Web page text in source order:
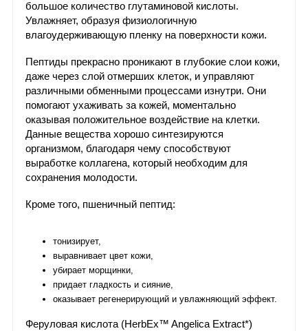
большое количество глутаминовой кислоты.
Увлажняет, образуя физиологичную
влагоудерживающую пленку на поверхности кожи.
Пептиды прекрасно проникают в глубокие слои кожи,
даже через слой отмерших клеток, и управляют
различными обменными процессами изнутри. Они
помогают ухаживать за кожей, моментально
оказывая положительное воздействие на клетки.
Данные вещества хорошо синтезируются
организмом, благодаря чему способствуют
выработке коллагена, который необходим для
сохранения молодости.
Кроме того, пшеничный пептид:
тонизирует,
выравнивает цвет кожи,
убирает морщинки,
придает гладкость и сияние,
оказывает регенерирующий и увлажняющий эффект.
Феруловая кислота (HerbEx™ Angelica Extract*)